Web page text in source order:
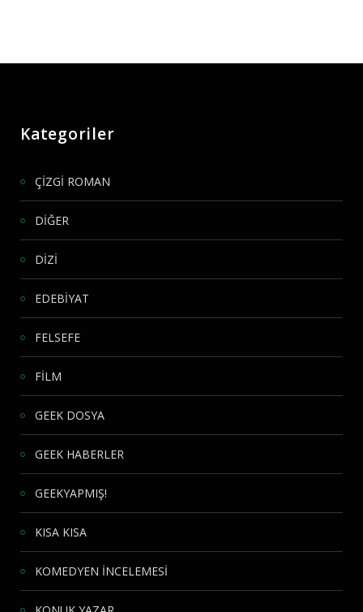
Kategoriler
ÇİZGİ ROMAN
DİĞER
DİZİ
EDEBİYAT
FELSEFE
FİLM
GEEK DOSYA
GEEK HABERLER
GEEKYAPMIŞ!
KISA KISA
KOMEDYEN İNCELEMESİ